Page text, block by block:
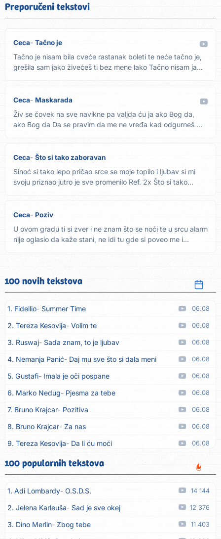
Preporučeni tekstovi
Ceca Tačno je
Tačno je nisam bila cveće rastanak boleti te neće tačno je,
grešila sam jako živećeš ti bez mene lako Tačno nisam ja...
Ceca Maskarada
Živ se čovek na sve navikne pa valjda ću ja ako Bog da,
ako Bog da Da se pravim da me ne vređa kad odgurneš me
Ceca Što si tako zaboravan
Sinoć si tako lepo pričao srce se moje topilo i ljubav si mi
svoju priznao jutro je sve promenilo Ref. 2x Što si tako...
Ceca Poziv
U ovom gradu ti si zver i ne znam što se noći te u srcu alarm
nije oglasio da kaže stani, ne idi tu gde si poveo me i...
100 novih tekstova
1. Fidellio Summer Time 06.08
2. Tereza Kesovija Volim te 06.08
3. Ruswaj Sada znam, to je ljubav 06.08
4. Nemanja Panić Daj mu sve što si dala meni 06.08
5. Gustafi Imala je oči pospane 06.08
6. Marko Nedug Pjesma za tebe 06.08
7. Bruno Krajcar Pozitiva 06.08
8. Bruno Krajcar Za nas 06.08
9. Tereza Kesovija Da li ću moći 06.08
10. Lidija Bačić Neka se vino toči (Nazdravlje)
11. Karin Kuljanić Nisi zavridel 06.08
12. Tamara Brusić Nigdi ni lipo ko doma 06.08
13. Tamara Brusić Biž´mo ća 06.08
14. Rusko Richie Bila si, bila 06.08
100 popularnih tekstova
1. Adi Lombardy O.S.D.S. 14 144
2. Jelena Karleuša Sad je sve okej 12 376
3. Dino Merlin Zbog tebe 11 403